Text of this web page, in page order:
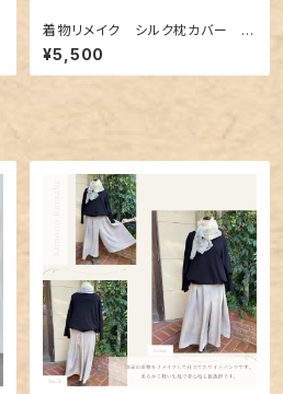
着物リメイク シルク枕カバー 0
04
¥5,500